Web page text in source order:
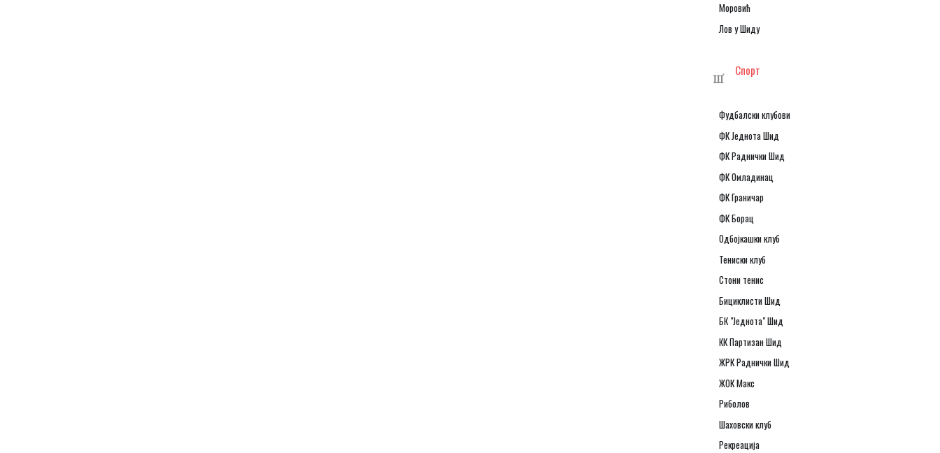
Моровић
Лов у Шиду
Спорт
Фудбалски клубови
ФК Једнота Шид
ФК Раднички Шид
ФК Омладинац
ФК Граничар
ФК Борац
Одбојкашки клуб
Тениски клуб
Стони тенис
Бициклисти Шид
БК "Једнота" Шид
КК Партизан Шид
ЖРК Раднички Шид
ЖОК Макс
Риболов
Шаховски клуб
Рекреација